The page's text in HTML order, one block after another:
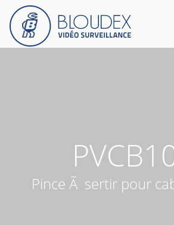
Pince Ã sertir pour